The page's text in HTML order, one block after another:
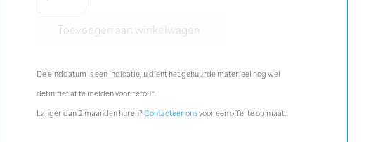
Toevoegen aan winkelwagen
De einddatum is een indicatie, u dient het gehuurde materieel nog wel
definitief af te melden voor retour.
Langer dan 2 maanden huren?Contacteer onsvoor een offerte op maat.